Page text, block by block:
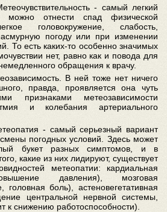
- самый легкий
можно отнести спад физической
головокружение, слабость,
погоду или при изменении
То есть каких-то особенно значимых
нет, равно как и повода для
обращения к врачу.
В ней тоже нет ничего
правда, проявляется она чуть
признаками метеозависимости
и колебания артериального
- самый серьезный вариант
погодных условий. Здесь может
букет разных симптомов, и в
какие из них лидируют, существует
метеопатии: кардиальная
давления), мозговая
головная боль), астеновегетативная
центральной нервной системы,
к снижению работоспособности).